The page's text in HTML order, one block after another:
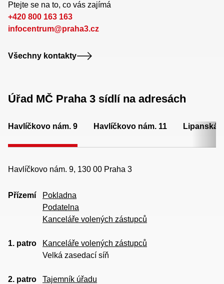
Ptejte se na to, co vás zajímá
+420 800 163 163
infocentrum@praha3.cz
Všechny kontakty
Úřad MČ Praha 3 sídlí na adresách
Havlíčkovo nám. 9 Havlíčkovo nám. 11 Lipanská 7
Havlíčkovo nám. 9, 130 00 Praha 3
Přízemí
Pokladna
Podatelna
Kanceláře volených zástupců
1. patro
Kanceláře volených zástupců
Velká zasedací síň
2. patro
Tajemník úřadu